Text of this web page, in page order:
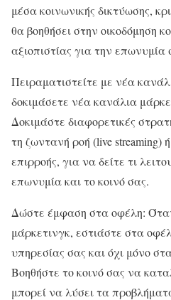
μέσα κοινωνικής δικτύωσης,
θα βοηθήσει στην οικοδόμηση
αξιοπιστίας για την επωνυμία
Πειραματιστείτε με νέα
δοκιμάσετε νέα κανάλια
Δοκιμάστε διαφορετικές
τη ζωντανή ροή (live streaming)
επιρροής, για να δείτε τι
επωνυμία και το κοινό σας.
Δώστε έμφαση στα οφέλη:
μάρκετινγκ, εστιάστε στα
υπηρεσίας σας και όχι μόνο
Βοηθήστε το κοινό σας να
μπορεί να λύσει τα